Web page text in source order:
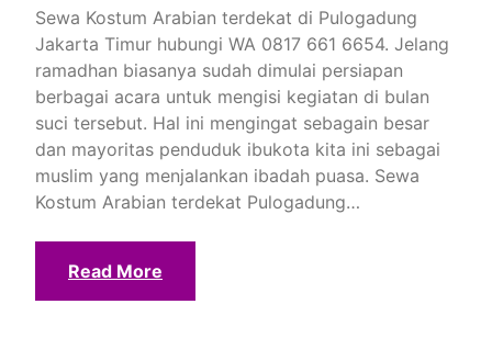
Sewa Kostum Arabian terdekat di Pulogadung
Jakarta Timur hubungi WA 0817 661 6654. Jelang
ramadhan biasanya sudah dimulai persiapan
berbagai acara untuk mengisi kegiatan di bulan
suci tersebut. Hal ini mengingat sebagain besar
dan mayoritas penduduk ibukota kita ini sebagai
muslim yang menjalankan ibadah puasa. Sewa
Kostum Arabian terdekat Pulogadung…
Read More